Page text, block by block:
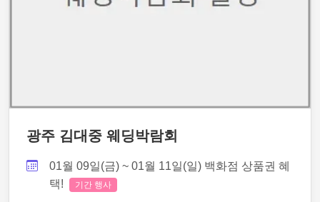
광주 김대중 웨딩박람회
01월 09일(금) ~ 01월 11일(일) 백화점 상품권 혜
택!
기간 행사